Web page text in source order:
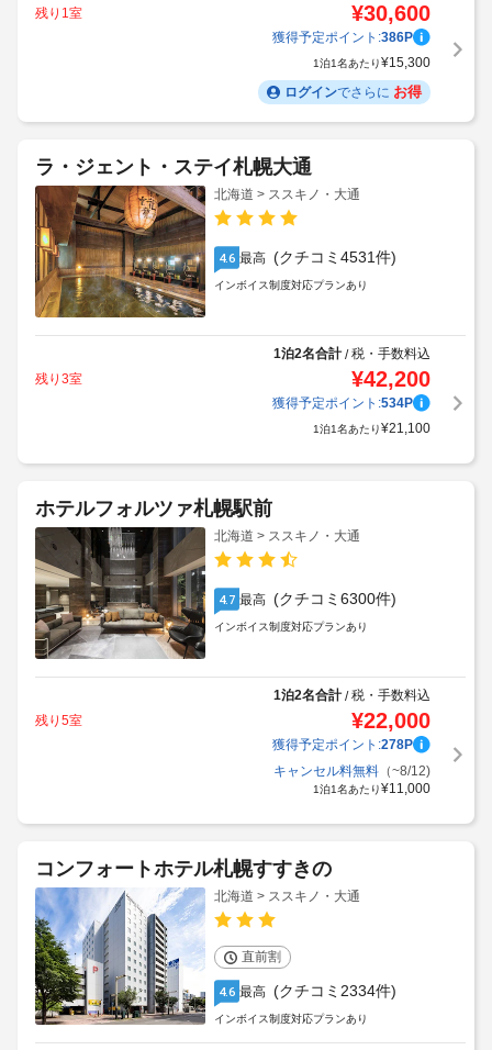
残り1室
¥30,600
獲得予定ポイント:386P
1泊1名あたり¥15,300
ログインでさらに お得
ラ・ジェント・ステイ札幌大通
北海道 > ススキノ・大通
4.6 最高 (クチコミ4531件)
インボイス制度対応プランあり
1泊2名合計/税・手数料込
残り3室
¥42,200
獲得予定ポイント:534P
1泊1名あたり¥21,100
ホテルフォルツァ札幌駅前
北海道 > ススキノ・大通
4.7 最高 (クチコミ6300件)
インボイス制度対応プランあり
1泊2名合計/税・手数料込
残り5室
¥22,000
獲得予定ポイント:278P
キャンセル料無料（~8/12)
1泊1名あたり¥11,000
コンフォートホテル札幌すすきの
北海道 > ススキノ・大通
直前割
4.6 最高 (クチコミ2334件)
インボイス制度対応プランあり